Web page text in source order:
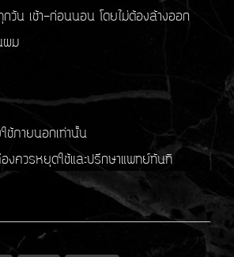
ทุกวัน เช้า-ก่อนนอน โดยไม่ต้องล้างออก
ผม
ภายนอกเท่านั้น
องควรหยุดใช้และปรึกษาแพทย์ทันที